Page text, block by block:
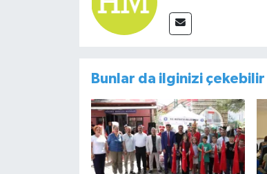
Bunlar da ilginizi çekebilir